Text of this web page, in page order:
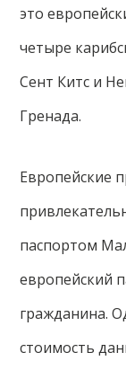
это
четыре
Сент Китс и
Гренада.
Европейские
паспортом
европейский
гражданина.
стоимость